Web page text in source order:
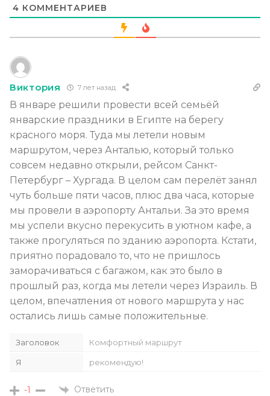
4 КОММЕНТАРИЕВ
Виктория 7 лет назад
В январе решили провести всей семьёй
январские праздники в Египте на берегу
красного моря. Туда мы летели новым
маршрутом, через Анталью, который только
совсем недавно открыли, рейсом Санкт-
Петербург – Хургада. В целом сам перелёт занял
чуть больше пяти часов, плюс два часа, которые
мы провели в аэропорту Антальи. За это время
мы успели вкусно перекусить в уютном кафе, а
также прогуляться по зданию аэропорта. Кстати,
приятно порадовало то, что не пришлось
заморачиваться с багажом, как это было в
прошлый раз, когда мы летели через Израиль. В
целом, впечатления от нового маршрута у нас
остались лишь самые положительные.
Заголовок Комфортный маршрут
Я рекомендую!
-1 Ответить